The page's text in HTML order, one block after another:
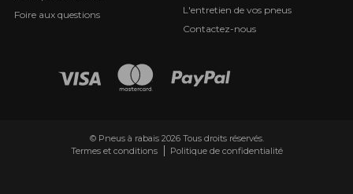
Foire aux questions
L'entretien de vos pneus
Contactez-nous
© Pneus à rabais 2026 Tous droits réservés.
Termes et conditions
Politique de confidentialité